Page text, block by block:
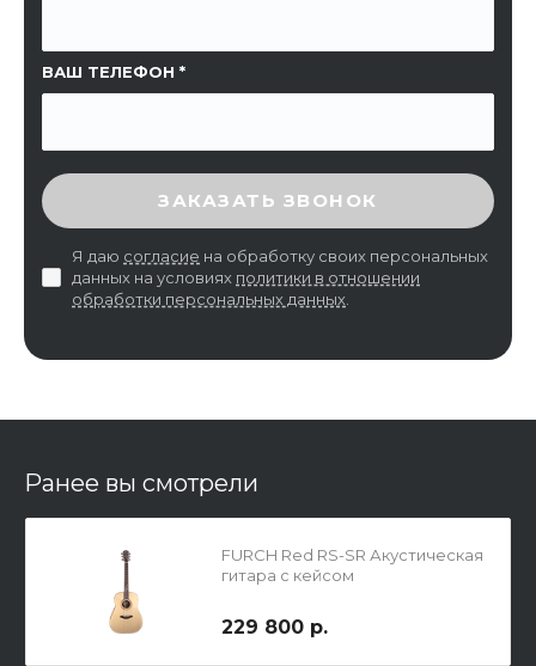
ВАШ ТЕЛЕФОН
ВВЕДИТЕ ПРОВЕРОЧНЫЙ КОД
ЗАКАЗАТЬ ЗВОНОК
Я даю согласие на обработку своих персональных
данных на условиях политики в отношении
обработки персональных данных
Ранее вы смотрели
FURCH Red RS-SR Акустическая
гитара с кейсом
229 800 р.